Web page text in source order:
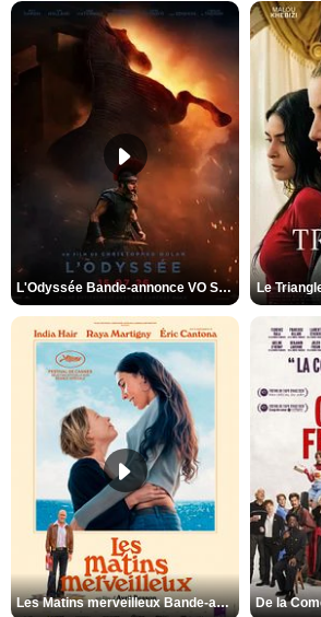
L'Odyssée Bande-annonce VO STFR Le
Les Matins merveilleux Bande-annonce VF